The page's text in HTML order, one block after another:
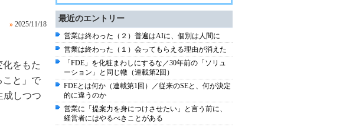
» 2025/11/18
をもた
こと」で
成しつつ
最近のエントリー
営業は終わった（２）普遍はAIに、個別は人間に
営業は終わった（１）会ってもらえる理由が消えた
「FDE」を化粧まわしにするな／30年前の「ソリュ
ーション」と同じ轍（連載第2回）
FDEとは何か（連載第1回）／従来のSEと、何が決定
的に違うのか
営業に「提案力を身につけさせたい」と言う前に、
経営者にはやるべきことがある